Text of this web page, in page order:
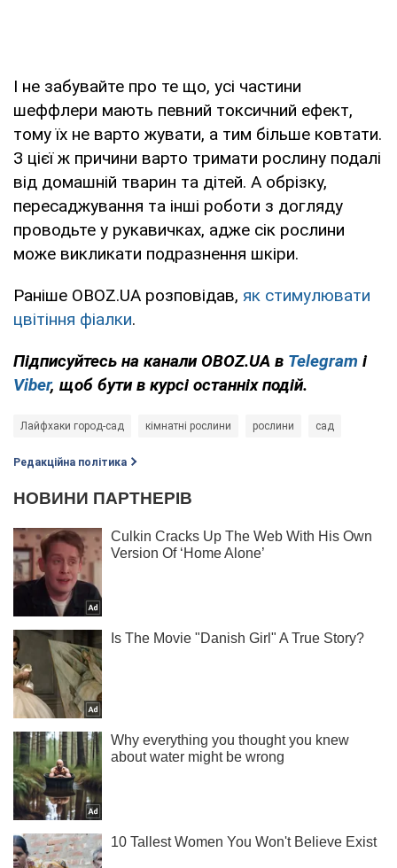
І не забувайте про те що, усі частини
шеффлери мають певний токсичний ефект,
тому їх не варто жувати, а тим більше ковтати.
З цієї ж причини варто тримати рослину подалі
від домашній тварин та дітей. А обрізку,
пересаджування та інші роботи з догляду
проводьте у рукавичках, адже сік рослини
може викликати подразнення шкіри.
Раніше OBOZ.UA розповідав, як стимулювати
цвітіння фіалки.
Підписуйтесь на канали OBOZ.UA в Telegram і
Viber, щоб бути в курсі останніх подій.
Лайфхаки город-сад кімнатні рослини рослини сад
Редакційна політика